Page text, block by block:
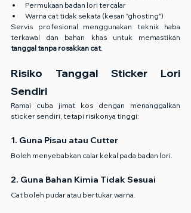
Permukaan badan lori tercalar
Warna cat tidak sekata (kesan "ghosting")
Servis profesional menggunakan teknik haba
tanggal tanpa rosakkan cat.
Risiko Tanggal Sticker Lori
Sendiri
Ramai cuba jimat kos dengan menanggalkan
sticker sendiri, tetapi risikonya tinggi:
1. Guna Pisau atau Cutter
Boleh menyebabkan calar kekal pada badan lori.
2. Guna Bahan Kimia Tidak Sesuai
Cat boleh pudar atau bertukar warna.